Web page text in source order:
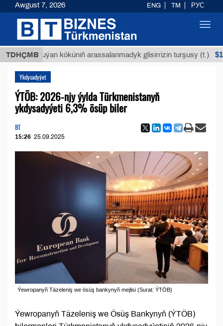
TDHÇMB
Buýan köküniň arassalanmadyk glisirrizin turşusy (t.)
Ykdysadyýet
ÝTÖB: 2026-njy ýylda Türkmenistanyň
ykdysadyýeti 6,3% ösüp biler
BT
15:26 25.09.2025
Ýewropanyň Täzeleniş we ösüş bankynyň mejlisi (Surat: ÝTÖB)
Ýewropanyň Täzeleniş we Ösüş Bankynyň (ÝTÖB)
Awgust 7, 2026 ENG TM РУС